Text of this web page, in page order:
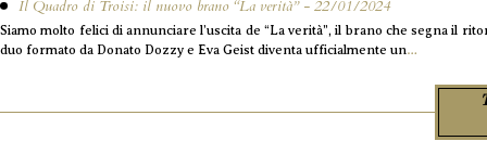
Il Quadro di Troisi: il nuovo brano “La verità” - 22/01/2024
Siamo molto felici di annunciare l’uscita de “La verità”, il brano che segna il
duo formato da Donato Dozzy e Eva Geist diventa ufficialmente un…